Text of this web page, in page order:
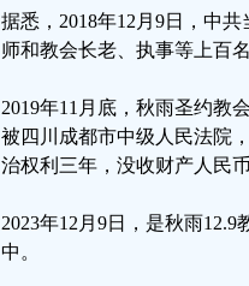
据悉，2018年12月9日，中
师和教会长老、执事等上百
2019年11月底，秋雨圣约教
被四川成都市中级人民法院
治权利三年，没收财产人民
2023年12月9日，是秋雨
中。